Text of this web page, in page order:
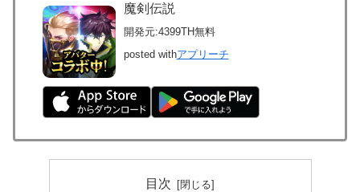
魔剣伝説
開発元:4399TH無料
posted withアプリーチ
目次